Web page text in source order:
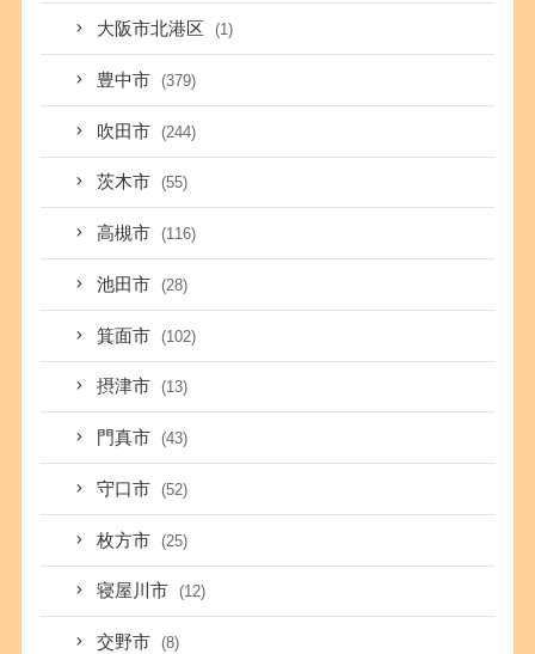
大阪市北港区 (1)
豊中市 (379)
吹田市 (244)
茨木市 (55)
高槻市 (116)
池田市 (28)
箕面市 (102)
摂津市 (13)
門真市 (43)
守口市 (52)
枚方市 (25)
寝屋川市 (12)
交野市 (8)